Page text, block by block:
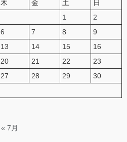
木 金 土
日
1
2
6 7 8
9
13 14 15
16
20 21 22
23
27 28 29
30
« 7月